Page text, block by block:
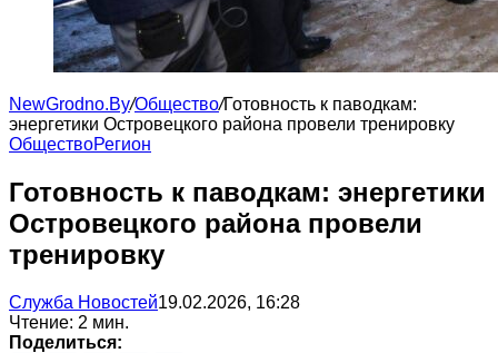
NewGrodno.By/Общество/Готовность к паводкам:
энергетики Островецкого района провели тренировку
ОбществоРегион
Готовность к паводкам: энергетики
Островецкого района провели
тренировку
Служба Новостей19.02.2026, 16:28
Чтение: 2 мин.
Поделиться: